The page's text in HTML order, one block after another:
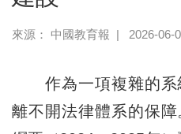
來源： 中國教育報 | 2026-06-
作為一項複雜的系
離不開法律體系的保